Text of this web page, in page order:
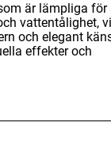
är lämpliga för
vattentålighet,
och elegant
effekter och